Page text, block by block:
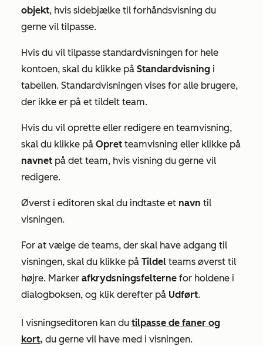
objekt, hvis sidebjælke til forhåndsvisning du
gerne vil tilpasse.
Hvis du vil tilpasse standardvisningen for hele
kontoen, skal du klikke på Standardvisning i
tabellen. Standardvisningen vises for alle brugere,
der ikke er på et tildelt team.
Hvis du vil oprette eller redigere en teamvisning,
skal du klikke på Opret teamvisning eller klikke på
navnet på det team, hvis visning du gerne vil
redigere.
Øverst i editoren skal du indtaste et navn til
visningen.
For at vælge de teams, der skal have adgang til
visningen, skal du klikke på Tildel teams øverst til
højre. Marker afkrydsningsfelterne for holdene i
dialogboksen, og klik derefter på Udført.
I visningseditoren kan du tilpasse de faner og
kort, du gerne vil have med i visningen.